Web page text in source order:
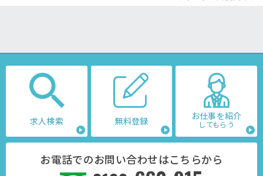
求人検索 無料登録 お仕事を紹介
してもらう
お電話でのお問い合わせはこちらから